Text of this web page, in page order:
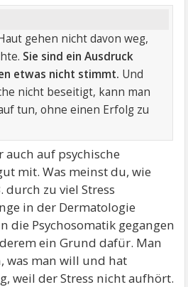
gehen nicht davon weg,
Sie sind ein Ausdruck
etwas nicht stimmt. Und
nicht beseitigt, kann man
tun, ohne einen Erfolg zu
auch auf psychische
mit. Was meinst du, wie
durch zu viel Stress
in der Dermatologie
die Psychosomatik gegangen
ein Grund dafür. Man
was man will und hat
weil der Stress nicht aufhört.